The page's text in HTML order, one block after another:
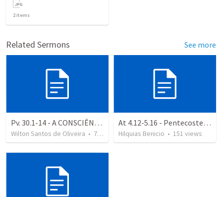
2items
Related Sermons See more
Pv. 30.1-14 - A CONSCIÊNCIA DE AGUR
Wilton Santos de Oliveira • 75 views
At 4.12-5.16 - Pentecostes, Vida de dependência e autenticidade
Hilquias Benicio • 151 views